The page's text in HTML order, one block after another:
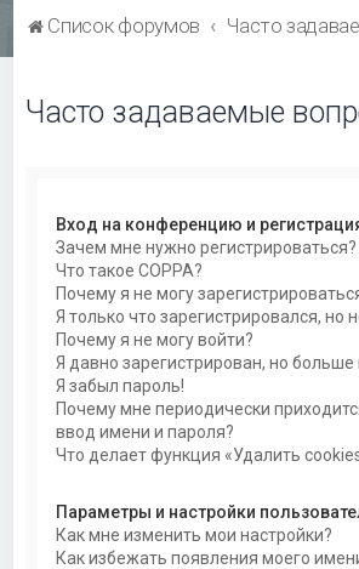
Список форумов Часто
Часто задаваемые
Вход на конференцию и
Зачем мне нужно регистрироваться?
Что такое COPPA?
Почему я не могу
Я только что зарегистрировался, но
Почему я не могу войти?
Я давно зарегистрирован, но больше
Я забыл пароль!
Почему мне периодически
ввод имени и пароля?
Что делает функция «Удалить
Параметры и настройки
Как мне изменить мои настройки?
Как избежать появления моего